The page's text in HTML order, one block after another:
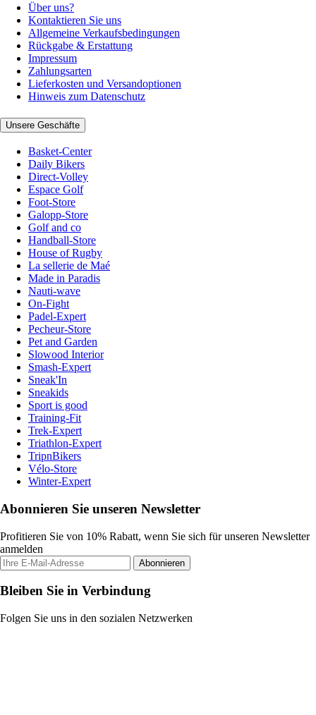
Über uns?
Kontaktieren Sie uns
Allgemeine Verkaufsbedingungen
Rückgabe & Erstattung
Impressum
Zahlungsarten
Lieferkosten und Versandoptionen
Hinweis zum Datenschutz
Unsere Geschäfte
Basket-Center
Daily Bikers
Direct-Volley
Espace Golf
Foot-Store
Galopp-Store
Golf and co
Handball-Store
House of Rugby
La sellerie de Maé
Made in Paradis
Nauti-wave
On-Fight
Padel-Expert
Pecheur-Store
Pet and Garden
Slowood Interior
Smash-Expert
Sneak'In
Sneakids
Sport is good
Training-Fit
Trek-Expert
Triathlon-Expert
TripnBikers
Vélo-Store
Winter-Expert
Abonnieren Sie unseren Newsletter
Profitieren Sie von 10% Rabatt, wenn Sie sich für unseren Newsletter
anmelden
Abonnieren
Bleiben Sie in Verbindung
Folgen Sie uns in den sozialen Netzwerken